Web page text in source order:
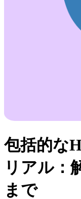
包括的な
リアル：
まで